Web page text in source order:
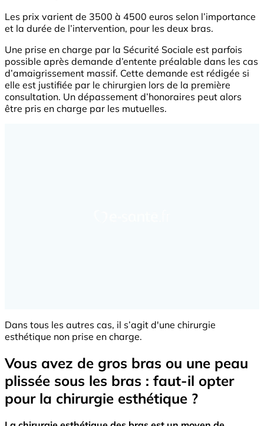
Les prix varient de 3500 à 4500 euros selon l’importance
et la durée de l’intervention, pour les deux bras.
Une prise en charge par la Sécurité Sociale est parfois
possible après demande d’entente préalable dans les cas
d’amaigrissement massif. Cette demande est rédigée si
elle est justifiée par le chirurgien lors de la première
consultation. Un dépassement d’honoraires peut alors
être pris en charge par les mutuelles.
Dans tous les autres cas, il s’agit d'une chirurgie
esthétique non prise en charge.
Vous avez de gros bras ou une peau
plissée sous les bras : faut-il opter
pour la chirurgie esthétique ?